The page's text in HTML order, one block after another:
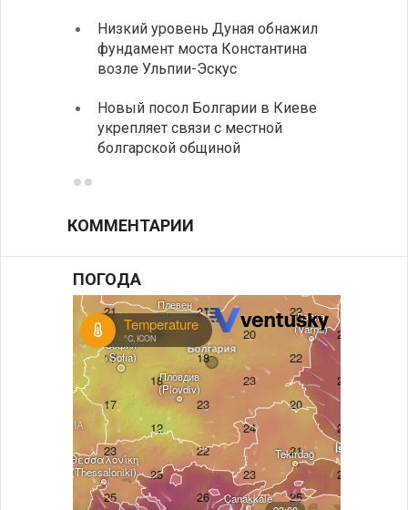
Низкий уровень Дуная обнажил
фундамент моста Константина
возле Ульпии-Эскус
Новый посол Болгарии в Киеве
укрепляет связи с местной
болгарской общиной
КОММЕНТАРИИ
ПОГОДА